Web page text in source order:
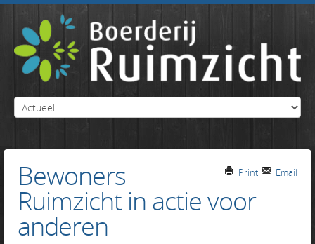
Email
Print
Bewoners
Ruimzicht in actie voor
anderen